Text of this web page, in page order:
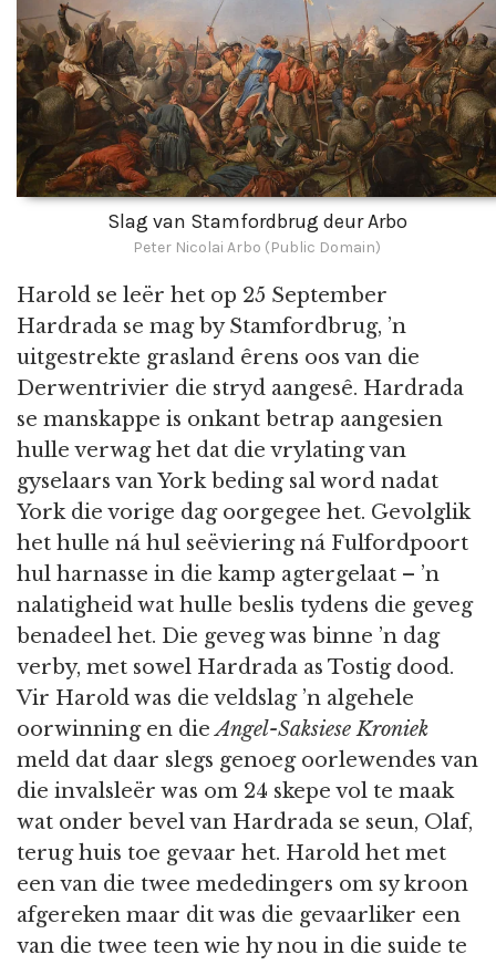
Slag van Stamfordbrug deur Arbo
Peter Nicolai Arbo (Public Domain)
Harold se leër het op 25 September
Hardrada se mag by Stamfordbrug, ’n
uitgestrekte grasland êrens oos van die
Derwentrivier die stryd aangesê. Hardrada
se manskappe is onkant betrap aangesien
hulle verwag het dat die vrylating van
gyselaars van York beding sal word nadat
York die vorige dag oorgegee het. Gevolglik
het hulle ná hul seëviering ná Fulfordpoort
hul harnasse in die kamp agtergelaat – ’n
nalatigheid wat hulle beslis tydens die geveg
benadeel het. Die geveg was binne ’n dag
verby, met sowel Hardrada as Tostig dood.
Vir Harold was die veldslag ’n algehele
oorwinning en dieAngel-Saksiese Kroniek
meld dat daar slegs genoeg oorlewendes van
die invalsleër was om 24 skepe vol te maak
wat onder bevel van Hardrada se seun, Olaf,
terug huis toe gevaar het. Harold het met
een van die twee mededingers om sy kroon
afgereken maar dit was die gevaarliker een
van die twee teen wie hy nou in die suide te